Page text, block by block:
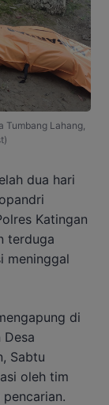
Tumbang Lahang,
dua hari
Katingan
terduga
meninggal
di
Sabtu
oleh tim